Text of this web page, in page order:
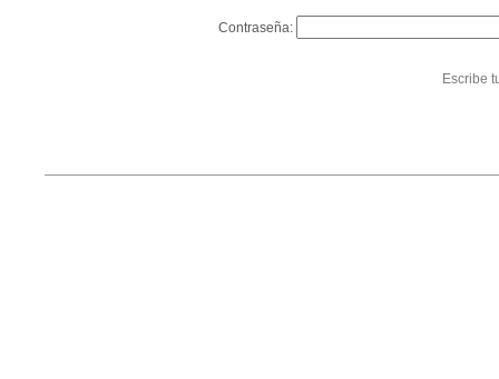
Contraseña:
Escribe